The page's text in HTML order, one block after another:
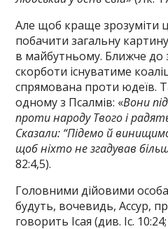
Але щоб краще зрозуміти
побачити загальну
в майбутньому. Ближче до
скорботи існуватиме
спрямована проти юдеїв.
одному з Псалмів: «Вони
проти народу Твого і
Сказали: “Підемо й
щоб ніхто не згадував
82:4,5).
Головними дійовими
будуть, вочевидь, Ассур,
говорить Ісая (див. Іс.